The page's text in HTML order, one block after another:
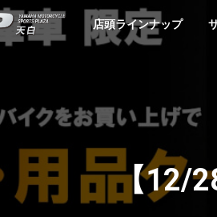
YSP天白店頭ラインナップ
【12/